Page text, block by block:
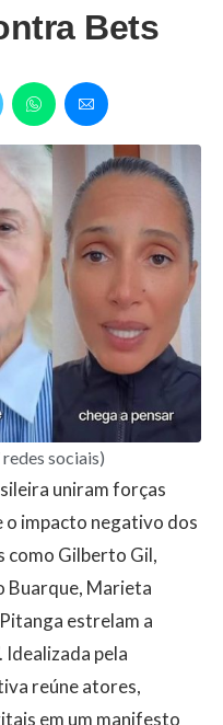
Bets
sociais)
uniram forças
o impacto negativo dos
como Gilberto Gil,
Buarque, Marieta
estrelam a
Idealizada pela
reúne atores,
em um manifesto